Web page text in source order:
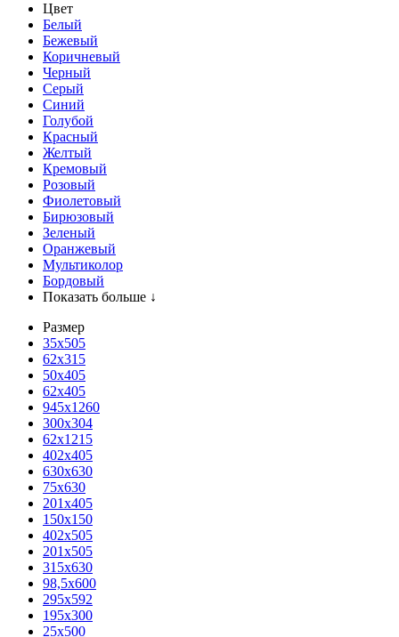
Цвет
Белый
Бежевый
Коричневый
Черный
Серый
Синий
Голубой
Красный
Желтый
Кремовый
Розовый
Фиолетовый
Бирюзовый
Зеленый
Оранжевый
Мультиколор
Бордовый
Показать больше ↓
Размер
35х505
62x315
50x405
62х405
945x1260
300x304
62x1215
402x405
630x630
75x630
201x405
150x150
402x505
201x505
315x630
98,5х600
295x592
195х300
25x500